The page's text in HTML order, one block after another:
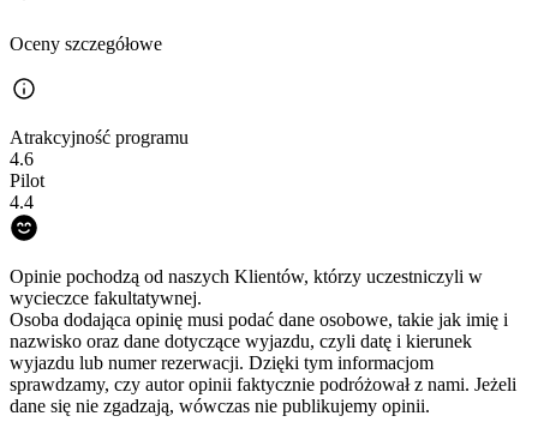
Oceny szczegółowe
Atrakcyjność programu
4.6
Pilot
4.4
Opinie pochodzą od naszych Klientów, którzy uczestniczyli w
wycieczce fakultatywnej.
Osoba dodająca opinię musi podać dane osobowe, takie jak imię i
nazwisko oraz dane dotyczące wyjazdu, czyli datę i kierunek
wyjazdu lub numer rezerwacji. Dzięki tym informacjom
sprawdzamy, czy autor opinii faktycznie podróżował z nami. Jeżeli
dane się nie zgadzają, wówczas nie publikujemy opinii.